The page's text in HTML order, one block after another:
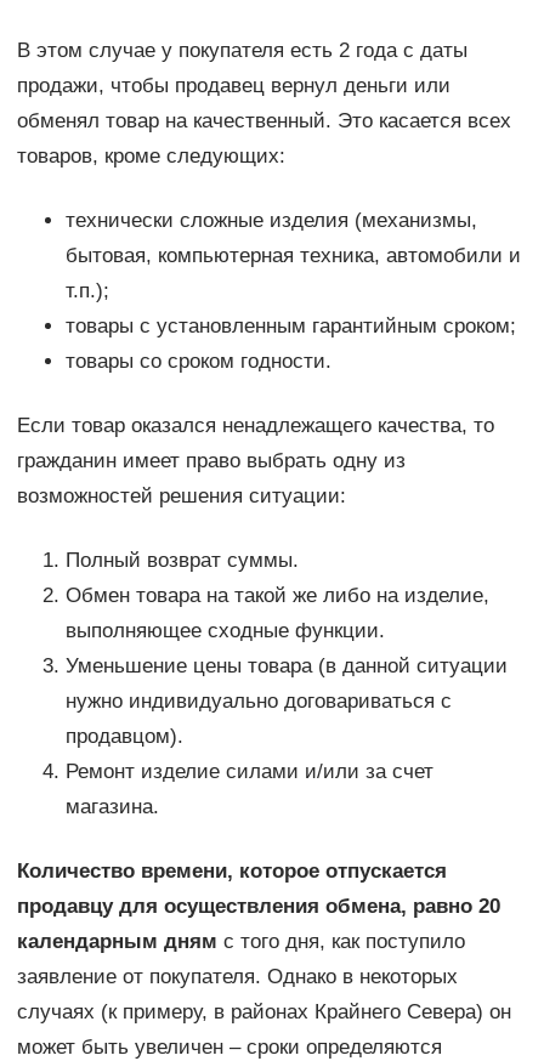
В этом случае у покупателя есть 2 года с даты
продажи, чтобы продавец вернул деньги или
обменял товар на качественный. Это касается всех
товаров, кроме следующих:
технически сложные изделия (механизмы,
бытовая, компьютерная техника, автомобили и
т.п.);
товары с установленным гарантийным сроком;
товары со сроком годности.
Если товар оказался ненадлежащего качества, то
гражданин имеет право выбрать одну из
возможностей решения ситуации:
Полный возврат суммы.
Обмен товара на такой же либо на изделие,
выполняющее сходные функции.
Уменьшение цены товара (в данной ситуации
нужно индивидуально договариваться с
продавцом).
Ремонт изделие силами и/или за счет
магазина.
Количество времени, которое отпускается
продавцу для осуществления обмена, равно 20
календарным дням с того дня, как поступило
заявление от покупателя. Однако в некоторых
случаях (к примеру, в районах Крайнего Севера) он
может быть увеличен – сроки определяются